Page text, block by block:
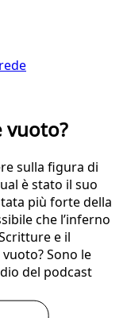
vuoto?
sulla figura di
è stato il suo
più forte della
che l’inferno
e il
Sono le
del podcast